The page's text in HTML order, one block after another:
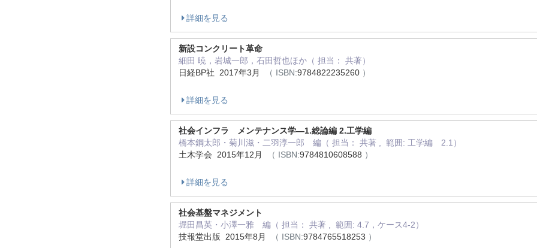
詳細を見る
新設コンクリート革命
細田 暁，岩城一郎，石田哲也ほか（ 担当： 共著）
日経BP社 2017年3月
（ ISBN:9784822235260 ）
詳細を見る
社会インフラ メンテナンス学―1.総論編 2.工学編
橋本鋼太郎・菊川滋・二羽淳一郎 編（ 担当： 共著 , 範囲: 工学編 2.1）
土木学会 2015年12月
（ ISBN:9784810608588 ）
詳細を見る
社会基盤マネジメント
堀田昌英・小澤一雅 編（ 担当： 共著 , 範囲: 4.7，ケース4-2）
技報堂出版 2015年8月
（ ISBN:9784765518253 ）